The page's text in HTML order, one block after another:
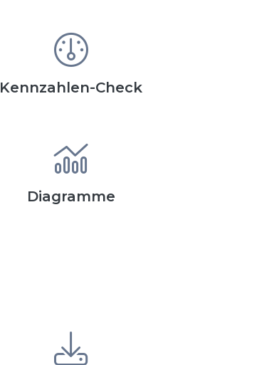
Kennzahlen-Check
Diagramme